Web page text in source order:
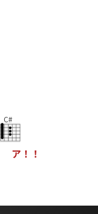
C#
ア！ ！